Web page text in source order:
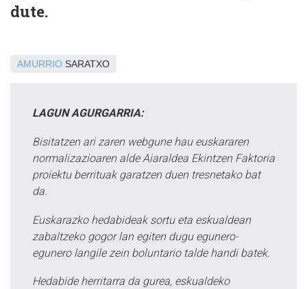
dute.
AMURRIO SARATXO
LAGUN AGURGARRIA:
Bisitatzen ari zaren webgune hau euskararen
normalizazioaren alde Aiaraldea Ekintzen Faktoria
proiektu berrituak garatzen duen tresnetako bat
da.
Euskarazko hedabideak sortu eta eskualdean
zabaltzeko gogor lan egiten dugu egunero-
egunero langile zein boluntario talde handi batek.
Hedabide herritarra da gurea, eskualdeko